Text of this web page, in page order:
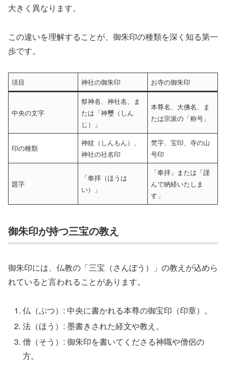
大きく異なります。
この違いを理解することが、御朱印の種類を深く知る第一
歩です。
項目 神社の御朱印 お寺の御朱印
中央の文字
祭神名、神社名、ま
たは「神璽（しん
じ）」
本尊名、大佛名、ま
たは宗派の「称号」
印の種類
神紋（しんもん）、
神社の社名印
梵字、宝印、寺の山
号印
題字
「奉拝（ほうは
い）」
「奉拝」または「謹
んで納経いたしま
す」
御朱印が持つ三宝の教え
御朱印には、仏教の「三宝（さんぼう）」の教えが込めら
れていると言われることがあります。
仏（ぶつ）: 中央に書かれる本尊の御宝印（印章）。
法（ほう）: 墨書きされた経文や教え。
僧（そう）: 御朱印を書いてくださる神職や僧侶の
方。